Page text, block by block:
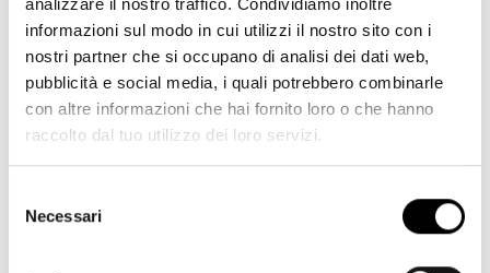
informazioni sul modo in cui utilizzi il nostro sito con i
nostri partner che si occupano di analisi dei dati web,
pubblicità e social media, i quali potrebbero combinarle
con altre informazioni che hai fornito loro o che hanno
raccolto dal tuo utilizzo dei loro servizi.
delNecessari
Bentayga S gamma Ciclo WLTP: consumo di carburante, l/100km -
Ciclo combinato 3,0-13,0. Consumo elettrico (ciclo combinato) - 261